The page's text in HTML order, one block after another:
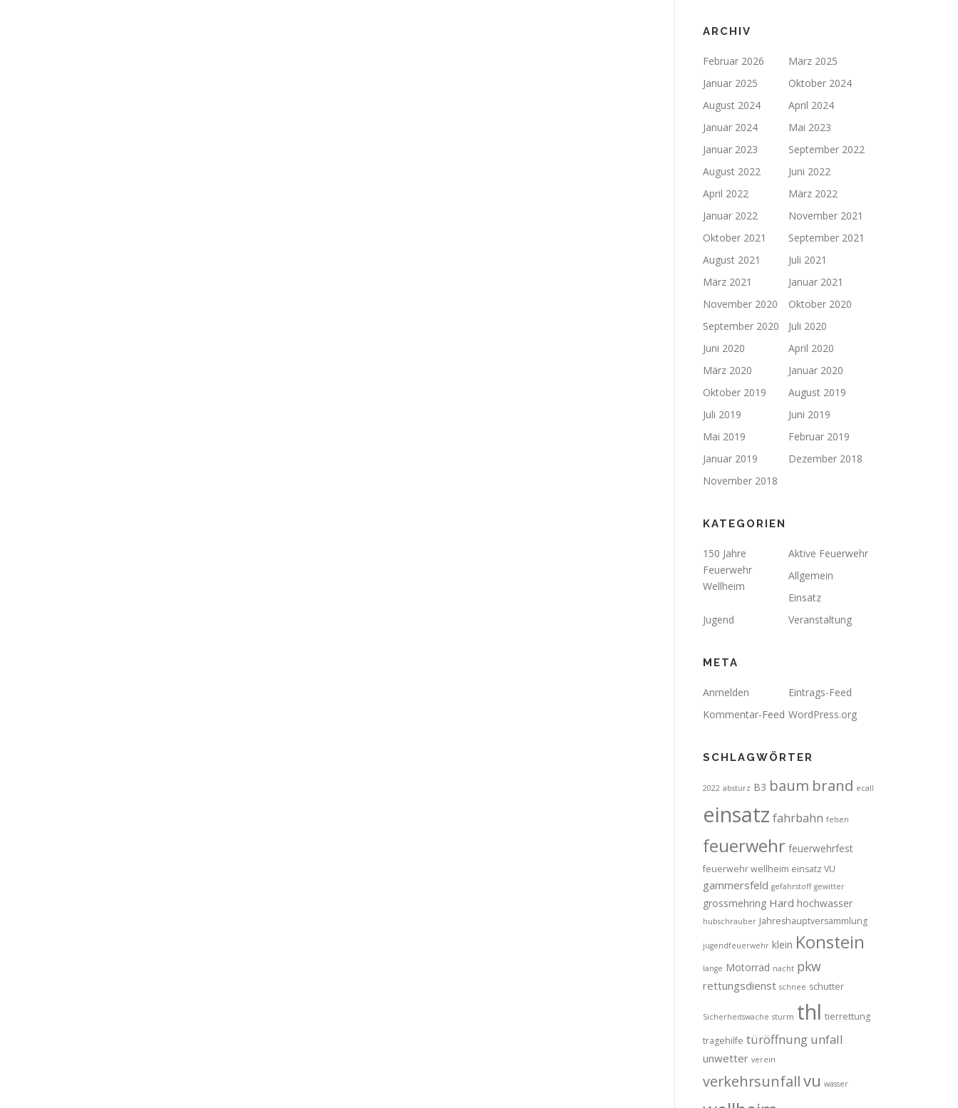
ARCHIV
Februar 2026
März 2025
Januar 2025
Oktober 2024
August 2024
April 2024
Januar 2024
Mai 2023
Januar 2023
September 2022
August 2022
Juni 2022
April 2022
März 2022
Januar 2022
November 2021
Oktober 2021
September 2021
August 2021
Juli 2021
März 2021
Januar 2021
November 2020
Oktober 2020
September 2020
Juli 2020
Juni 2020
April 2020
März 2020
Januar 2020
Oktober 2019
August 2019
Juli 2019
Juni 2019
Mai 2019
Februar 2019
Januar 2019
Dezember 2018
November 2018
KATEGORIEN
150 Jahre
Feuerwehr
Wellheim
Aktive Feuerwehr
Allgemein
Einsatz
Jugend
Veranstaltung
META
Anmelden
Eintrags-Feed
Kommentar-Feed WordPress.org
SCHLAGWÖRTER
2022 absturz B3 baum brand ecall
einsatz fahrbahn felsen
feuerwehr feuerwehrfest
feuerwehr wellheim einsatz VU
gammersfeld gefahrstoff gewitter
grossmehring Hard hochwasser
hubschrauber Jahreshauptversammlung
jugendfeuerwehr klein Konstein
lange Motorrad nacht pkw
rettungsdienst schnee schutter
Sicherheitswache sturm thl tierrettung
tragehilfe türöffnung unfall
unwetter verein
verkehrsunfallvu wasser